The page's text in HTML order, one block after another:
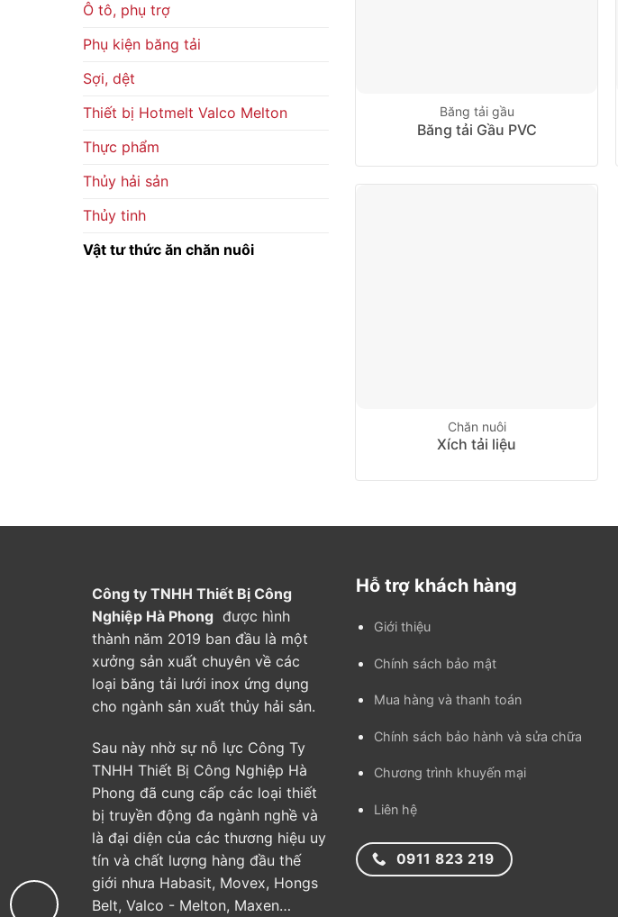
Ô tô, phụ trợ
Phụ kiện băng tải
Sợi, dệt
Thiết bị Hotmelt Valco Melton
Thực phẩm
Thủy hải sản
Thủy tinh
Vật tư thức ăn chăn nuôi
Băng tải gầu
Băng tải Gầu PVC
Chăn nuôi
Xích tải liệu
Công ty TNHH Thiết Bị Công
Nghiệp Hà Phong được hình
thành năm 2019 ban đầu là một
xưởng sản xuất chuyên về các
loại băng tải lưới inox ứng dụng
cho ngành sản xuất thủy hải sản.
Sau này nhờ sự nỗ lực Công Ty
TNHH Thiết Bị Công Nghiệp Hà
Phong đã cung cấp các loại thiết
bị truyền động đa ngành nghề và
là đại diện của các thương hiệu uy
tín và chất lượng hàng đầu thế
giới nhưa Habasit, Movex, Hongs
Belt, Valco - Melton, Maxen…
Hỗ trợ khách hàng
Giới thiệu
Chính sách bảo mật
Mua hàng và thanh toán
Chính sách bảo hành và sửa chữa
Chương trình khuyến mại
Liên hệ
0911 823 219